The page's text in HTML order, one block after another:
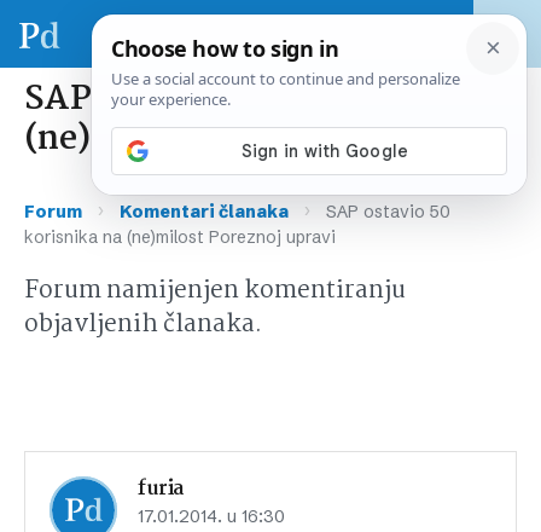
SAP ostavio 50 korisnika na
(ne)milost Poreznoj upravi
Forum › Komentari članaka ›
SAP ostavio 50
korisnika na (ne)milost Poreznoj upravi
Forum namijenjen komentiranju
objavljenih članaka.
furia
17.01.2014. u 16:30